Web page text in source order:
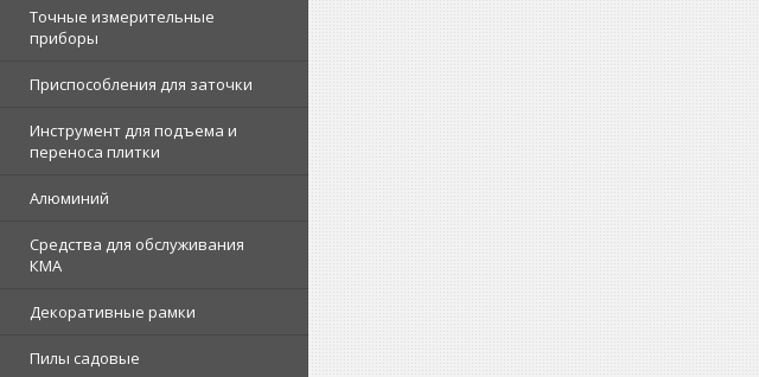
Точные измерительные
приборы
Приспособления для заточки
Инструмент для подъема и
переноса плитки
Алюминий
Средства для обслуживания
КМА
Декоративные рамки
Пилы садовые